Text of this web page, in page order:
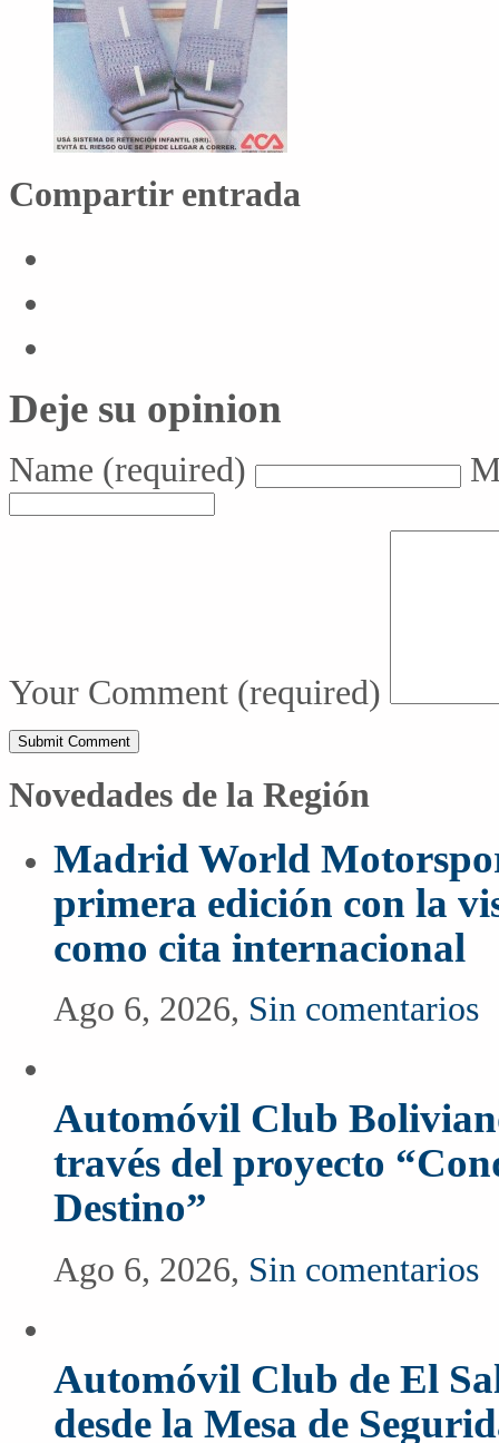
Compartir entrada
Deje su opinion
Name (required)
Your Comment (required)
Novedades de la Región
Madrid World
primera edición con la
como cita internacional
Ago 6, 2026, Sin comentarios
Automóvil Club
través del proyecto
Destino”
Ago 6, 2026, Sin comentarios
Automóvil Club de El
desde la Mesa de